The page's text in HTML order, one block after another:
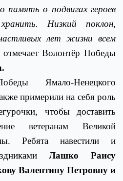
память о подвигах героев
Низкий поклон,
лет жизни всем
Волонтёр Победы
Ямало-Ненецкого
примерили на себя роль
чтобы доставить
ветеранам Великой
Ребята навестили и
Лашко Раису
Валентину Петровну и